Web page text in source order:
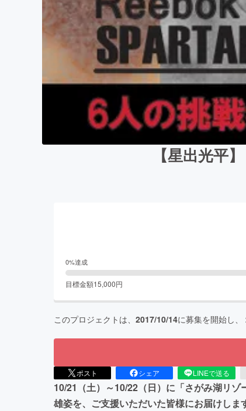
【星出光平
0%達成
目標金額15,000円
このプロジェクトは、 2017/10/14に募集を開始し、
ポスト シェア LINEで送る
10/21（土）～10/22（日）に「さがみ湖リ
雄姿を、ご支援いただいた皆様にお届けしま